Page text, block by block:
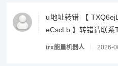
u地址转错 【
eCscLb 】转错请联系
trx能量机器人 2026-